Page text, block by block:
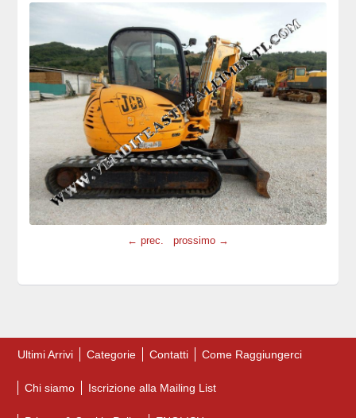
← prec. prossimo →
Ultimi Arrivi Categorie Contatti Come Raggiungerci
Chi siamo Iscrizione alla Mailing List